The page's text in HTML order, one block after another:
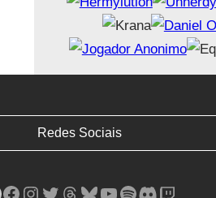
Redes Sociais
Facebook Instagram Twitter Threads Bluesky YouTube Spotify Discord Twitch